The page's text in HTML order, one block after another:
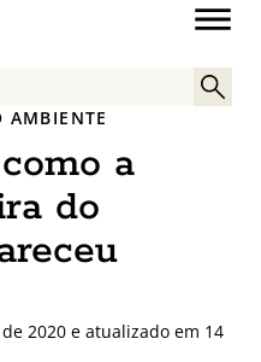
AMBIENTE
a
do
2020 e atualizado em 14